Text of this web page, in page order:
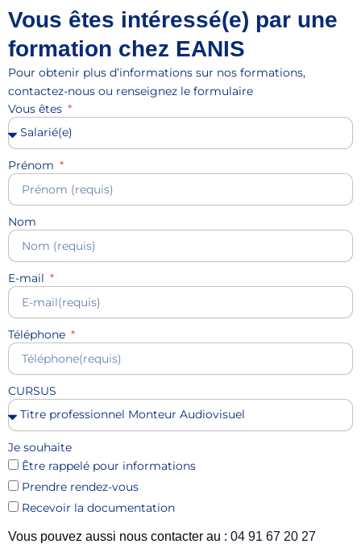
Vous êtes intéressé(e) par une
formation chez EANIS
Pour obtenir plus d’informations sur nos formations,
contactez-nous ou renseignez le formulaire
Vous êtes
Prénom
Nom
E-mail
Téléphone
CURSUS
Je souhaite
Être rappelé pour informations
Prendre rendez-vous
Recevoir la documentation
Vous pouvez aussi nous contacter au : 04 91 67 20 27